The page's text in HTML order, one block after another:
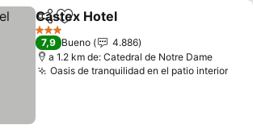
CompartirAgregar a favoritos
Castex Hotel
3 Estrellas
7,9 Bueno
4.886
a 1.2 km de: Catedral de Notre Dame
Oasis de tranquilidad en el patio interior